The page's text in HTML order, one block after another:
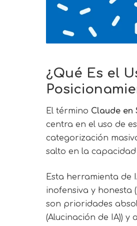
¿Qué Es el
El término Claude en
centra en el uso de
categorización
salto en la
Esta herramienta de
inofensiva y honesta
son prioridades
(Alucinación de IA))